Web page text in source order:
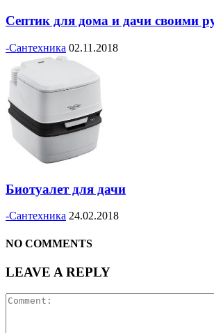
Септик для дома и дачи своими
-Сантехника 02.11.2018
Биотуалет для дачи
-Сантехника 24.02.2018
NO COMMENTS
LEAVE A REPLY